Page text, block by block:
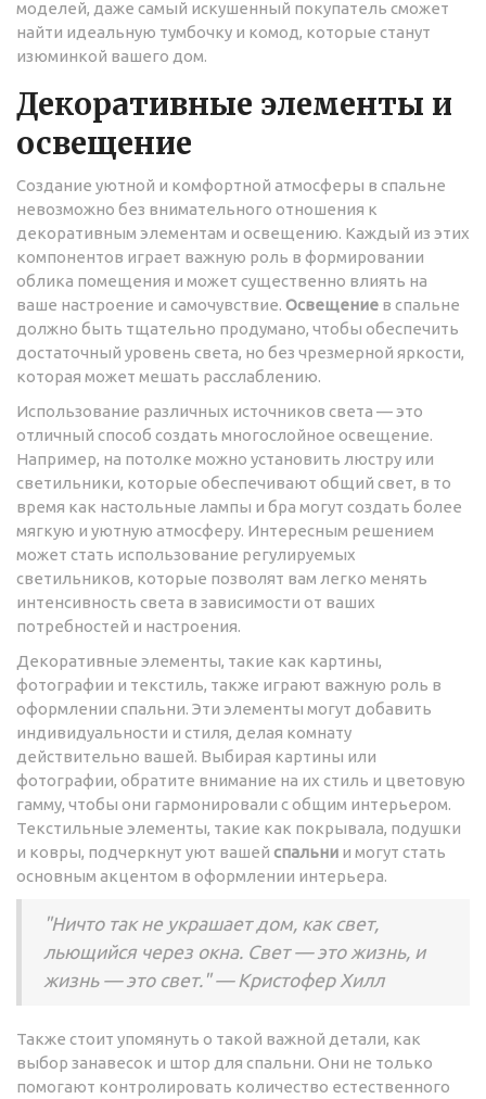
моделей, даже самый искушенный покупатель сможет
найти идеальную тумбочку и комод, которые станут
изюминкой вашего дом.
Декоративные элементы и
освещение
Создание уютной и комфортной атмосферы в спальне
невозможно без внимательного отношения к
декоративным элементам и освещению. Каждый из этих
компонентов играет важную роль в формировании
облика помещения и может существенно влиять на
ваше настроение и самочувствие. Освещение в спальне
должно быть тщательно продумано, чтобы обеспечить
достаточный уровень света, но без чрезмерной яркости,
которая может мешать расслаблению.
Использование различных источников света — это
отличный способ создать многослойное освещение.
Например, на потолке можно установить люстру или
светильники, которые обеспечивают общий свет, в то
время как настольные лампы и бра могут создать более
мягкую и уютную атмосферу. Интересным решением
может стать использование регулируемых
светильников, которые позволят вам легко менять
интенсивность света в зависимости от ваших
потребностей и настроения.
Декоративные элементы, такие как картины,
фотографии и текстиль, также играют важную роль в
оформлении спальни. Эти элементы могут добавить
индивидуальности и стиля, делая комнату
действительно вашей. Выбирая картины или
фотографии, обратите внимание на их стиль и цветовую
гамму, чтобы они гармонировали с общим интерьером.
Текстильные элементы, такие как покрывала, подушки
и ковры, подчеркнут уют вашей спальни и могут стать
основным акцентом в оформлении интерьера.
"Ничто так не украшает дом, как свет,
льющийся через окна. Свет — это жизнь, и
жизнь — это свет." — Кристофер Хилл
Также стоит упомянуть о такой важной детали, как
выбор занавесок и штор для спальни. Они не только
помогают контролировать количество естественного